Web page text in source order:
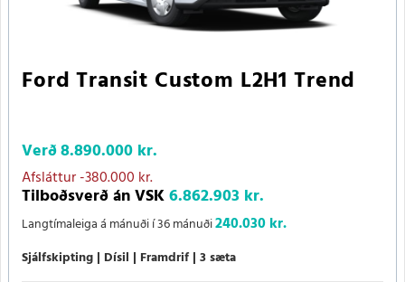
Ford Transit Custom L2H1 Trend
Verð8.890.000 kr.
Afsláttur-380.000 kr.
Tilboðsverð án VSK6.862.903 kr.
Langtímaleiga á mánuði í 36 mánuði240.030 kr.
Sjálfskipting Dísil Framdrif 3 sæta